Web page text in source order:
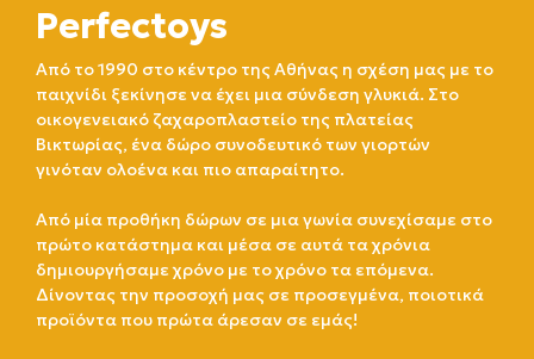
Perfectoys
Από το 1990 στο κέντρο της Αθήνας η σχέση μας με το
παιχνίδι ξεκίνησε να έχει μια σύνδεση γλυκιά. Στο
οικογενειακό ζαχαροπλαστείο της πλατείας
Βικτωρίας, ένα δώρο συνοδευτικό των γιορτών
γινόταν ολοένα και πιο απαραίτητο.
Από μία προθήκη δώρων σε μια γωνία συνεχίσαμε στο
πρώτο κατάστημα και μέσα σε αυτά τα χρόνια
δημιουργήσαμε χρόνο με το χρόνο τα επόμενα.
Δίνοντας την προσοχή μας σε προσεγμένα, ποιοτικά
προϊόντα που πρώτα άρεσαν σε εμάς!